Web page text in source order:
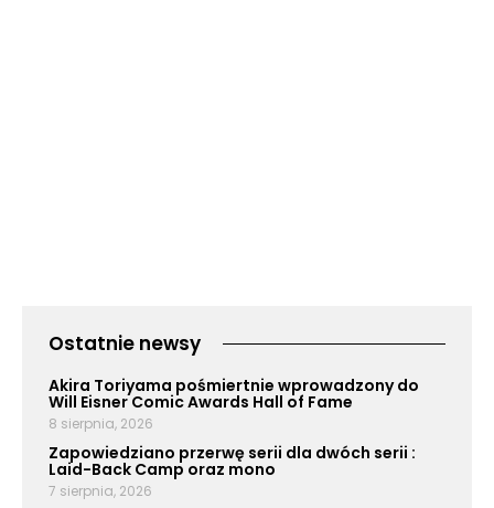
Ostatnie newsy
Akira Toriyama pośmiertnie wprowadzony do
Will Eisner Comic Awards Hall of Fame
8 sierpnia, 2026
Zapowiedziano przerwę serii dla dwóch serii :
Laid-Back Camp oraz mono
7 sierpnia, 2026